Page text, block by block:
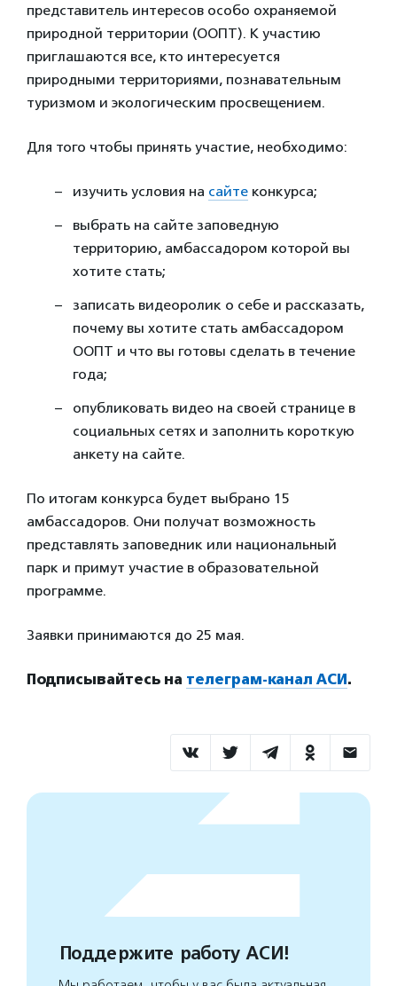
представитель интересов особо охраняемой
природной территории (ООПТ). К участию
приглашаются все, кто интересуется
природными территориями, познавательным
туризмом и экологическим просвещением.
Для того чтобы принять участие, необходимо:
изучить условия на сайте конкурса;
выбрать на сайте заповедную
территорию, амбассадором которой вы
хотите стать;
записать видеоролик о себе и рассказать,
почему вы хотите стать амбассадором
ООПТ и что вы готовы сделать в течение
года;
опубликовать видео на своей странице в
социальных сетях и заполнить короткую
анкету на сайте.
По итогам конкурса будет выбрано 15
амбассадоров. Они получат возможность
представлять заповедник или национальный
парк и примут участие в образовательной
программе.
Заявки принимаются до 25 мая.
Подписывайтесь на телеграм-канал АСИ.
Поддержите работу АСИ!